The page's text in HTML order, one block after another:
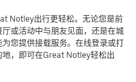
Notley出行更轻松。无论您是前
或活动中与朋友见面，还是在城
您提供接载服务。在线登录或打
，即可在Great Notley轻松出